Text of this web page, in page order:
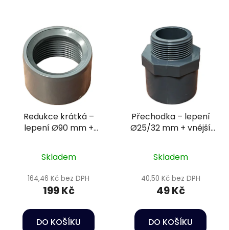
Redukce krátká –
lepení Ø90 mm +
Skladem
164,46 Kč bez DPH
199 Kč
DO KOŠÍKU
Přechodka – lepení
Ø25/32 mm + vnější
Skladem
40,50 Kč bez DPH
49 Kč
DO KOŠÍKU